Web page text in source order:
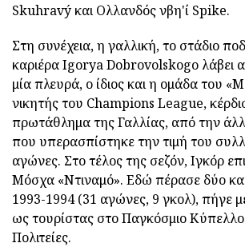
Skuhravý και Ολλανδός νβη'ί Spike.
Στη συνέχεια, η γαλλική, το στάδιο
καριέρα Igorya Dobrovolskogo λάβει
μία πλευρά, ο ίδιος και η ομάδα του
νικητής του Champions League,
πρωτάθλημα της Γαλλίας, από την
που υπερασπίστηκε την τιμή του
αγώνες. Στο τέλος της σεζόν, Ιγκόρ
Μόσχα «Ντιναμό». Εδώ πέρασε δύο
1993-1994 (31 αγώνες, 9 γκολ), πήγε
ως τουρίστας στο Παγκόσμιο
Πολιτείες.